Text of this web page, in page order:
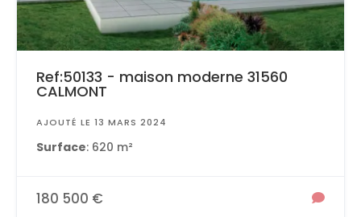
Ref:50133 - maison moderne 31560
CALMONT
AJOUTÉ LE 13 MARS 2024
Surface: 620 m²
180 500 €